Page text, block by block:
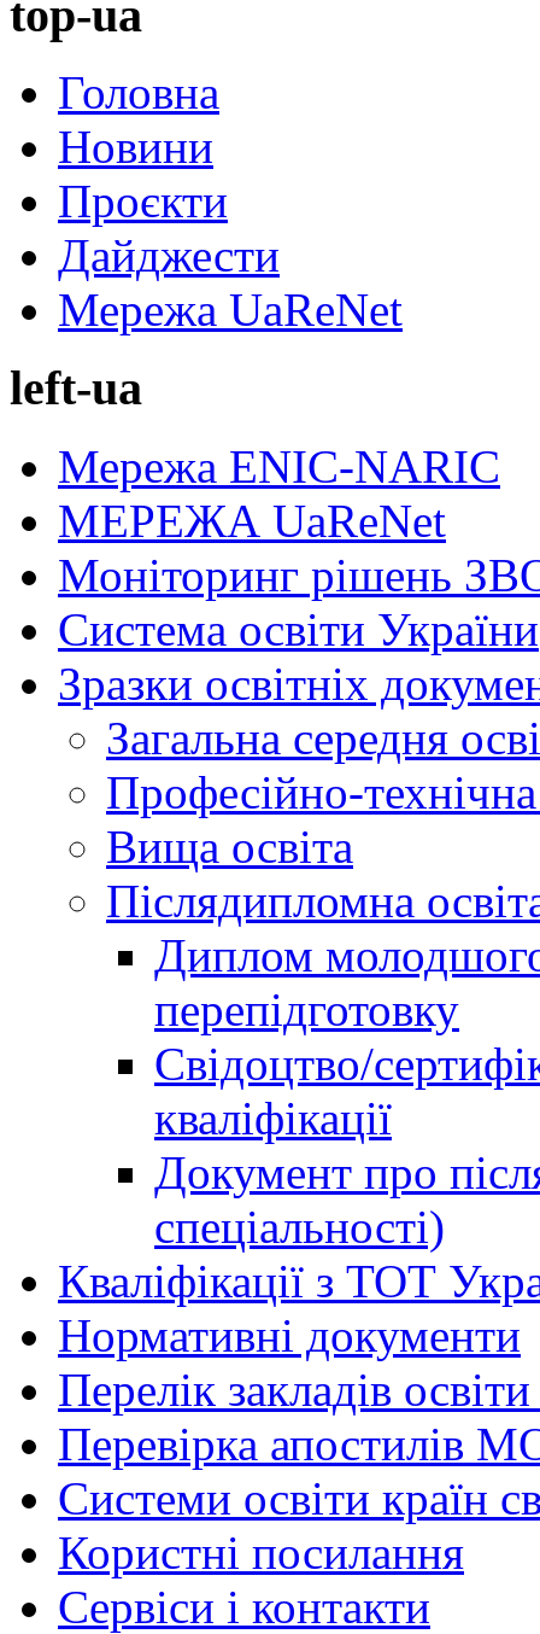
top-ua
Головна
Новини
Проєкти
Дайджести
Мережа UaReNet
left-ua
Мережа ENIC-NARIC
МЕРЕЖА UaReNet
Моніторинг рішень
Система освіти України
Зразки освітніх
Загальна середня
Професійно-технічна
Вища освіта
Післядипломна
Диплом молодшого
перепідготовку
Свідоцтво/
кваліфікації
Документ про
спеціальності)
Кваліфікації з ТОТ
Нормативні документи
Перелік закладів
Перевірка апостилів
Системи освіти країн
Користні посилання
Сервіси і контакти